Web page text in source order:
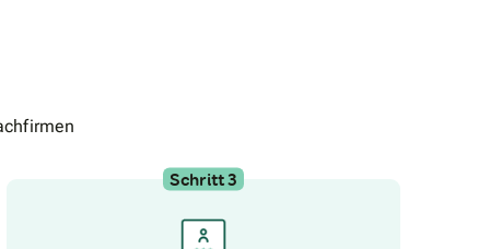
Schritt 3